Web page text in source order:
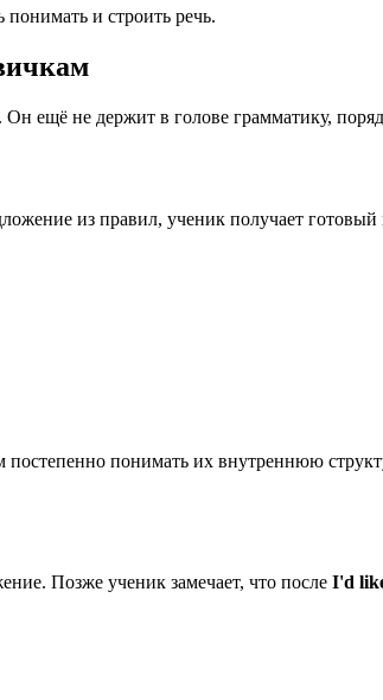
и строить речь.
ещё не держит в голове грамматику,
из правил, ученик получает
постепенно понимать их внутреннюю
Позже ученик замечает, что после I'd